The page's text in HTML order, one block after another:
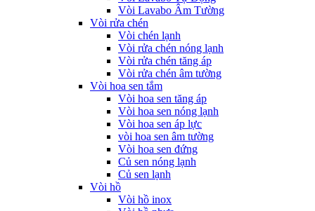
Vòi Lavabo Âm Tường
Vòi rửa chén
Vòi chén lạnh
Vòi rửa chén nóng lạnh
Vòi rửa chén tăng áp
Vòi rửa chén âm tường
Vòi hoa sen tắm
Vòi hoa sen tăng áp
Vòi hoa sen nóng lạnh
Vòi hoa sen áp lực
vòi hoa sen âm tường
Vòi hoa sen đứng
Củ sen nóng lạnh
Củ sen lạnh
Vòi hồ
Vòi hồ inox